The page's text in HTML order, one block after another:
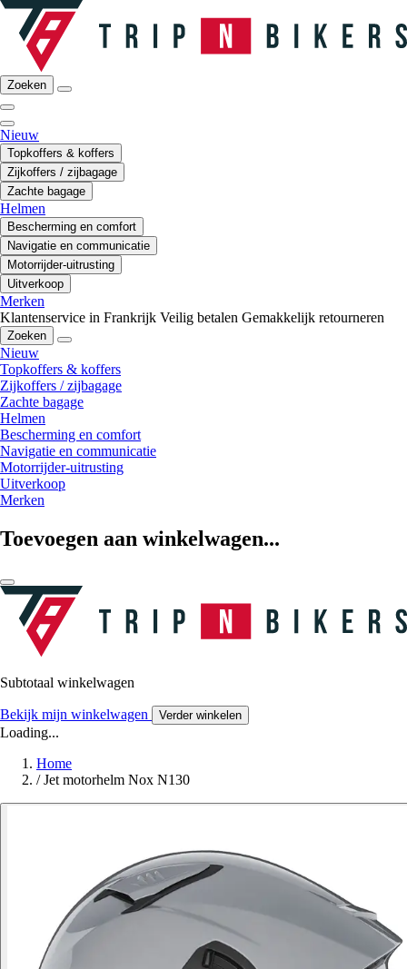
Zoeken
Nieuw
Topkoffers & koffers
Zijkoffers / zijbagage
Zachte bagage
Helmen
Bescherming en comfort
Navigatie en communicatie
Motorrijder-uitrusting
Uitverkoop
Merken
Klantenservice in Frankrijk Veilig betalen Gemakkelijk retourneren
Zoeken
Nieuw
Topkoffers & koffers
Zijkoffers / zijbagage
Zachte bagage
Helmen
Bescherming en comfort
Navigatie en communicatie
Motorrijder-uitrusting
Uitverkoop
Merken
Toevoegen aan winkelwagen...
Subtotaal winkelwagen
Bekijk mijn winkelwagen Verder winkelen
Loading...
Home
/ Jet motorhelm Nox N130